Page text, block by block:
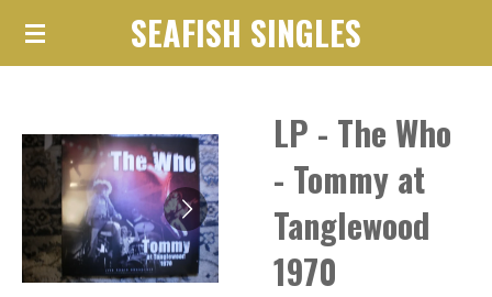
Ga
hoofdinhoud
SEAFISH SINGLES
LP - The Who
- Tommy at
Tanglewood
1970